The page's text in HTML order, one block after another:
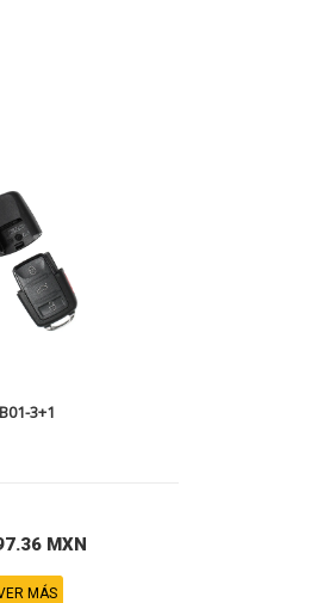
B01-3+1
MXN
MÁS